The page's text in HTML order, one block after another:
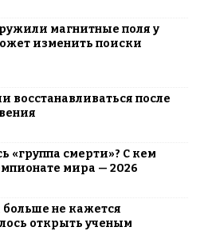
магнитные поля у
изменить поиски
восстанавливаться после
«группа смерти»? С кем
мира — 2026
не кажется
открыть ученым